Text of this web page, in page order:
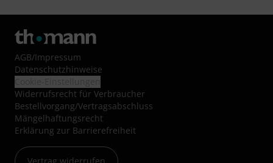
AGB/Impressum
Datenschutzhinweise
Widerrufsrecht für Verbraucher
Bestellvorgang/Vertragsabschluss
Mängelhaftungsrecht
Erklärung zur Barrierefreiheit